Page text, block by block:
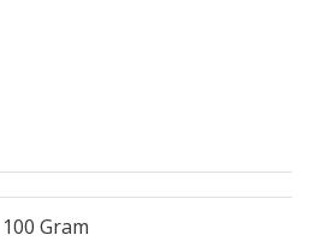
100 Gram